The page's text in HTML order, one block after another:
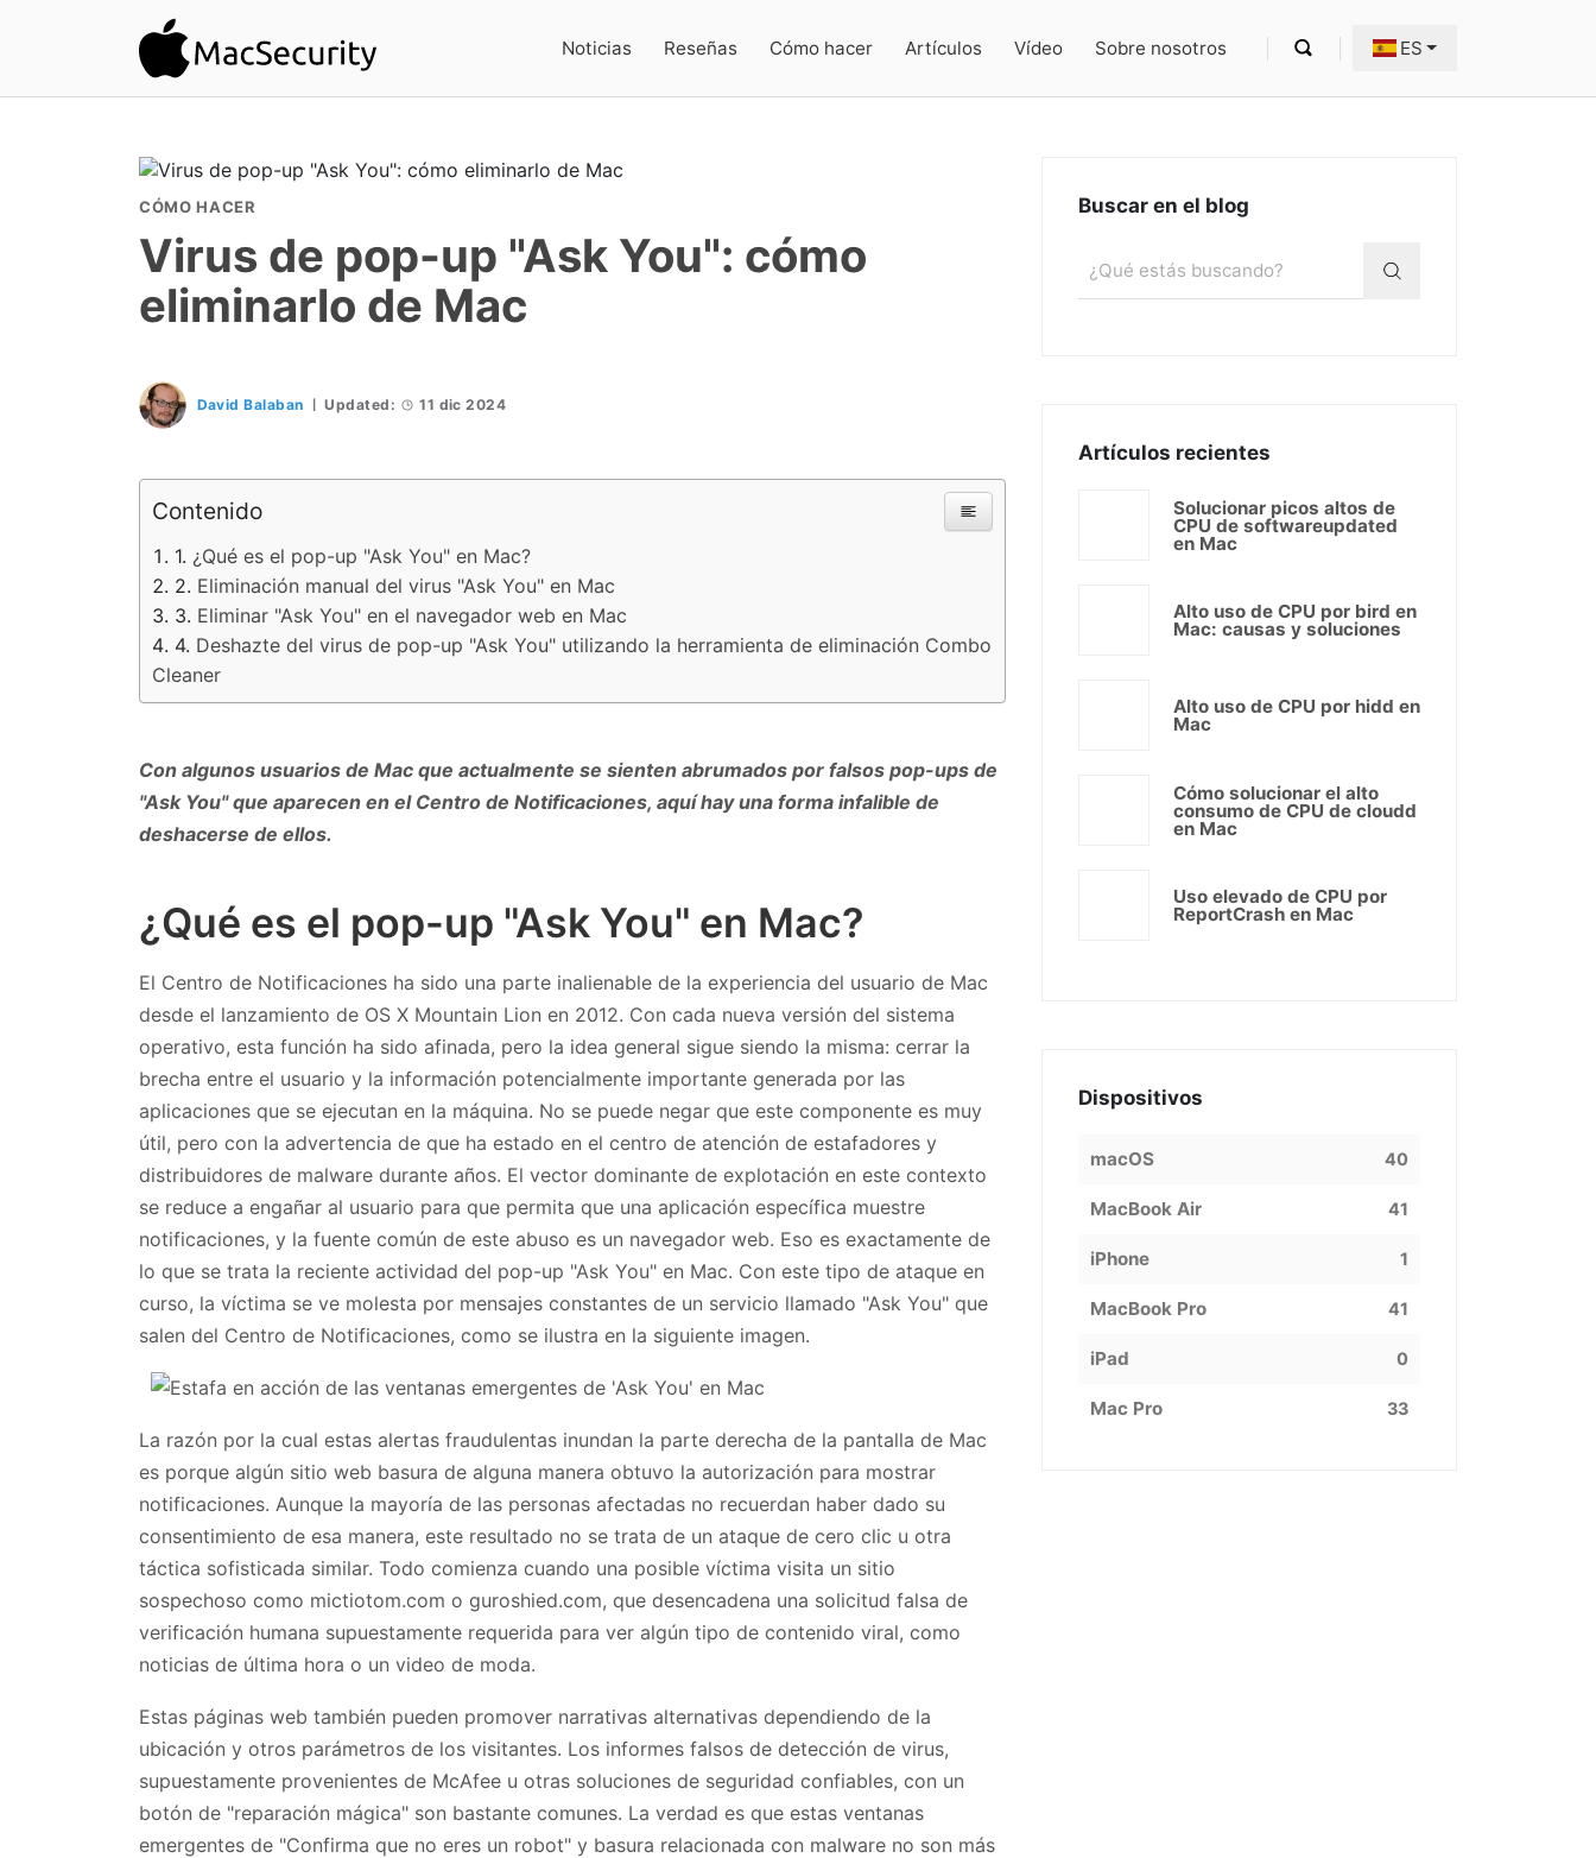
Noticias Reseñas Cómo hacer Artículos Vídeo Sobre nosotros ES
CÓMO HACER
Virus de pop-up "Ask You": cómo
eliminarlo de Mac
David Balaban Updated: 11 dic 2024
Contenido
¿Qué es el pop-up "Ask You" en Mac?
Eliminación manual del virus "Ask You" en Mac
Eliminar "Ask You" en el navegador web en Mac
Deshazte del virus de pop-up "Ask You" utilizando la herramienta de eliminación Combo
Cleaner
Con algunos usuarios de Mac que actualmente se sienten abrumados por falsos pop-ups de
"Ask You" que aparecen en el Centro de Notificaciones, aquí hay una forma infalible de
deshacerse de ellos.
¿Qué es el pop-up "Ask You" en Mac?
El Centro de Notificaciones ha sido una parte inalienable de la experiencia del usuario de Mac
desde el lanzamiento de OS X Mountain Lion en 2012. Con cada nueva versión del sistema
operativo, esta función ha sido afinada, pero la idea general sigue siendo la misma: cerrar la
brecha entre el usuario y la información potencialmente importante generada por las
aplicaciones que se ejecutan en la máquina. No se puede negar que este componente es muy
útil, pero con la advertencia de que ha estado en el centro de atención de estafadores y
distribuidores de malware durante años. El vector dominante de explotación en este contexto
se reduce a engañar al usuario para que permita que una aplicación específica muestre
notificaciones, y la fuente común de este abuso es un navegador web. Eso es exactamente de
lo que se trata la reciente actividad del pop-up "Ask You" en Mac. Con este tipo de ataque en
curso, la víctima se ve molesta por mensajes constantes de un servicio llamado "Ask You" que
salen del Centro de Notificaciones, como se ilustra en la siguiente imagen.
La razón por la cual estas alertas fraudulentas inundan la parte derecha de la pantalla de Mac
es porque algún sitio web basura de alguna manera obtuvo la autorización para mostrar
notificaciones. Aunque la mayoría de las personas afectadas no recuerdan haber dado su
consentimiento de esa manera, este resultado no se trata de un ataque de cero clic u otra
táctica sofisticada similar. Todo comienza cuando una posible víctima visita un sitio
sospechoso como mictiotom.com o guroshied.com, que desencadena una solicitud falsa de
verificación humana supuestamente requerida para ver algún tipo de contenido viral, como
noticias de última hora o un video de moda.
Estas páginas web también pueden promover narrativas alternativas dependiendo de la
ubicación y otros parámetros de los visitantes. Los informes falsos de detección de virus,
supuestamente provenientes de McAfee u otras soluciones de seguridad confiables, con un
botón de "reparación mágica" son bastante comunes. La verdad es que estas ventanas
emergentes de "Confirma que no eres un robot" y basura relacionada con malware no son más
Buscar en el blog
Artículos recientes
Solucionar picos altos de
CPU de softwareupdated
en Mac
Alto uso de CPU por bird en
Mac: causas y soluciones
Alto uso de CPU por hidd en
Mac
Cómo solucionar el alto
consumo de CPU de cloudd
en Mac
Uso elevado de CPU por
ReportCrash en Mac
Dispositivos
macOS 40
MacBook Air 41
iPhone 1
MacBook Pro 41
iPad 0
Mac Pro 33